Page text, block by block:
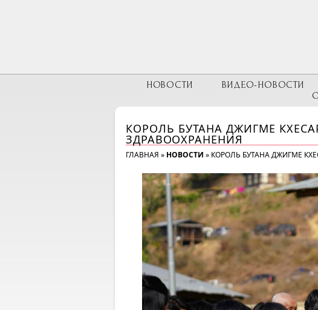
НОВОСТИ ВИДЕО-НОВОСТИ
КОРОЛЬ БУТАНА ДЖИГМЕ
ЗДРАВООХРАНЕНИЯ
ГЛАВНАЯ » НОВОСТИ » КОРОЛЬ БУТАНА ДЖИГМЕ